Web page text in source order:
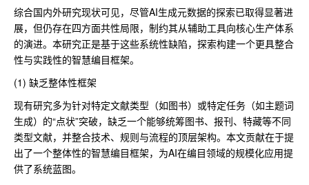
综合国内外研究现状可见，尽管AI生成元数据的探索已取得显著进
展，但仍存在四方面共性局限，制约其从辅助工具向核心生产体系
的演进。本研究正是基于这些系统性缺陷，探索构建一个更具整合
性与实践性的智慧编目框架。
(1) 缺乏整体性框架
现有研究多为针对特定文献类型（如图书）或特定任务（如主题词
生成）的“点状”突破，缺乏一个能够统筹图书、报刊、特藏等不同
类型文献，并整合技术、规则与流程的顶层架构。本文贡献在于提
出了一个整体性的智慧编目框架，为AI在编目领域的规模化应用提
供了系统蓝图。